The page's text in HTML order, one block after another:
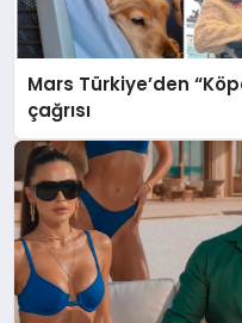
Mars Türkiye’den
çağrısı